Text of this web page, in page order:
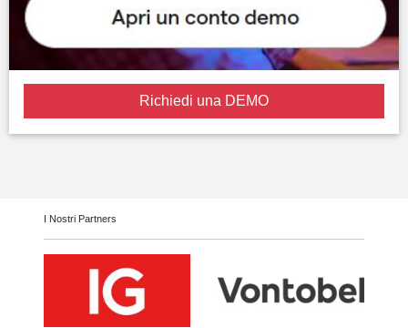
Richiedi una DEMO
I Nostri Partners